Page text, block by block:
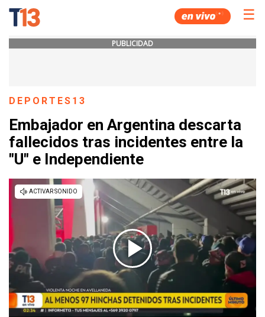
☰
PUBLICIDAD
DEPORTES13
Embajador en Argentina descarta
fallecidos tras incidentes entre la
"U" e Independiente